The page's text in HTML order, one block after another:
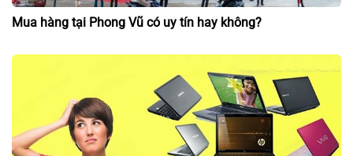
Mua hàng tại Phong Vũ có uy tín hay không?